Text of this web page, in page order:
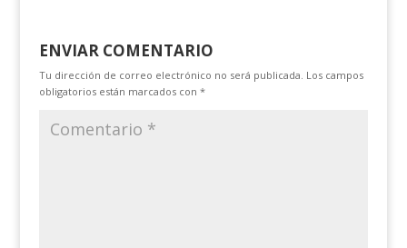
ENVIAR COMENTARIO
Tu dirección de correo electrónico no será publicada. Los campos
obligatorios están marcados con *